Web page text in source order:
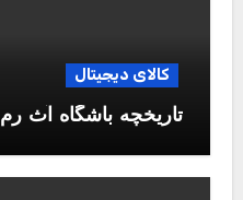
کالای دیجیتال
تاریخچه باشگاه آث رم